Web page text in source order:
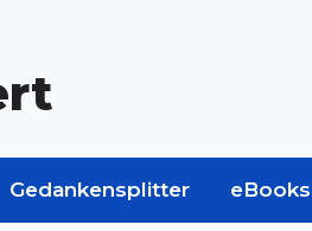
Gedankensplitter eBooks